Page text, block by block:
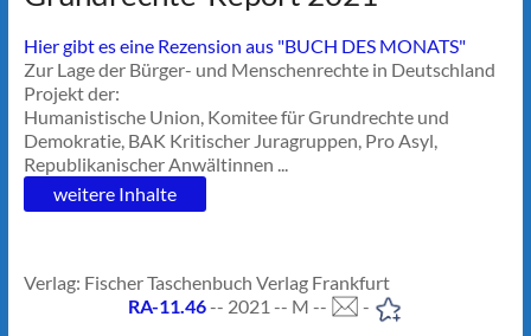
Hier gibt es eine Rezension aus "BUCH DES MONATS"
Zur Lage der Bürger- und Menschenrechte in Deutschland
Projekt der:
Humanistische Union, Komitee für Grundrechte und
Demokratie, BAK Kritischer Juragruppen, Pro Asyl,
Republikanischer Anwältinnen ...
weitere Inhalte
Verlag: Fischer Taschenbuch Verlag Frankfurt
RA-11.46-- 2021 -- M -- -